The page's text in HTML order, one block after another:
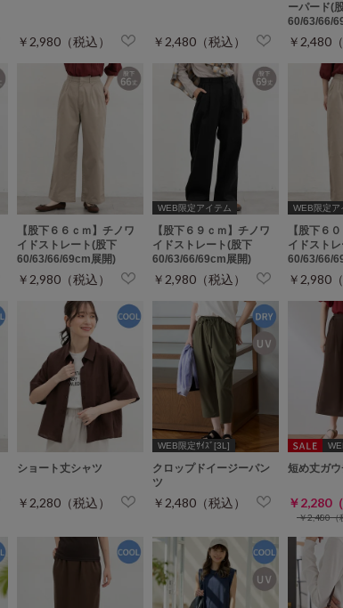
￥2,980（税込） ￥2,480（税込）
ーパード(
60/63/66/
￥2,480
【股下６６ｃｍ】チノワ
イドストレート(股下
60/63/66/69cm展開)
￥2,980（税込）
WEB限定アイテム
【股下６９ｃｍ】チノワ
イドストレート(股下
60/63/66/69cm展開)
￥2,980（税込）
WEB限定ア
【股下６
イドスト
60/63/66/
￥2,980
ショート丈シャツ
￥2,280（税込）
WEB限定ｻｲｽﾞ[3L]
クロップドイージーパン
ツ
￥2,480（税込）
短め丈ガ
￥2,280
￥2,480（